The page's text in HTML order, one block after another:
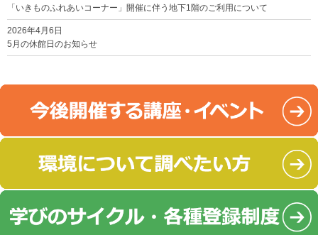
「いきものふれあいコーナー」開催に伴う地下1階のご利用について
2026年4月6日
5月の休館日のお知らせ